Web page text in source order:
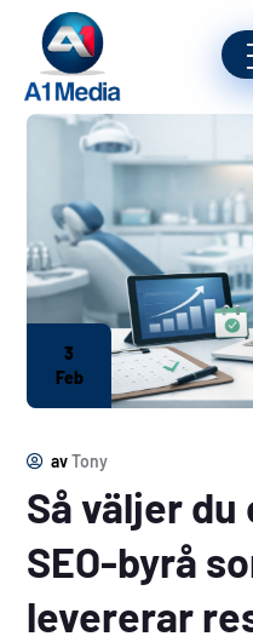
3
Feb
avTony
Så väljer
SEO-byrå
levererar